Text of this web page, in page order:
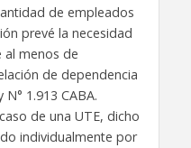
de empleados
prevé la necesidad
al menos de
de dependencia
1.913 CABA.
de una UTE, dicho
individualmente por